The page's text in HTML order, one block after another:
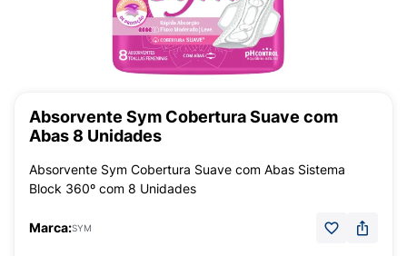
Absorvente Sym Cobertura Suave com
Abas 8 Unidades
Absorvente Sym Cobertura Suave com Abas Sistema
Block 360º com 8 Unidades
Marca:SYM